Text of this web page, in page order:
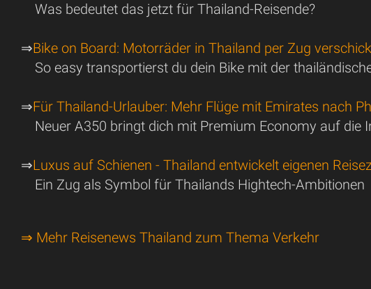
Was bedeutet das jetzt für Thailand-Reisende?
⇒Bike on Board: Motorräder in Thailand per Zug
So easy transportierst du dein Bike mit der
⇒Für Thailand-Urlauber: Mehr Flüge mit Emirates nach
Neuer A350 bringt dich mit Premium Economy auf die
⇒Luxus auf Schienen - Thailand entwickelt eigenen
Ein Zug als Symbol für Thailands Hightech-Ambitionen
⇒ Mehr Reisenews Thailand zum Thema Verkehr